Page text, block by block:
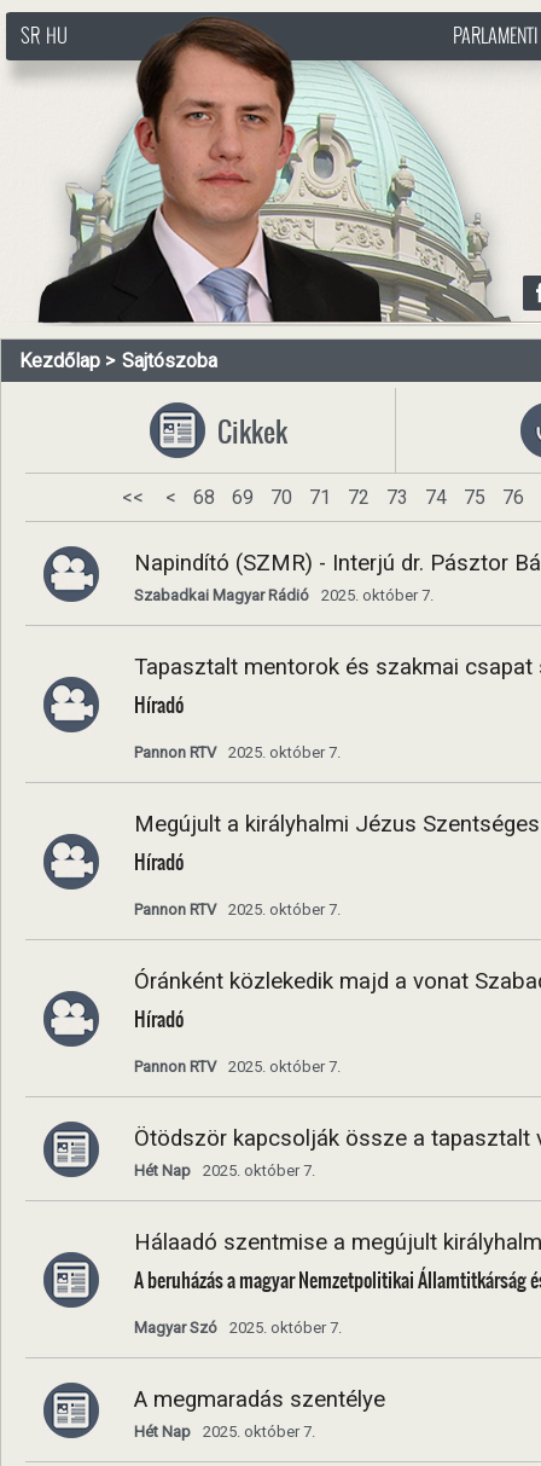
http://www.pasztorbalint.rs/hu
SR HU
Kezdőlap Sajtószoba
Cikkek
<< < 68 69 70 71 72 73 74 75 76
Napindító (SZMR) - Interjú dr. Pásztor
Szabadkai Magyar Rádió 2025. október 7.
Tapasztalt mentorok és szakmai
Híradó
Pannon RTV 2025. október 7.
Megújult a királyhalmi Jézus
Híradó
Pannon RTV 2025. október 7.
Óránként közlekedik majd a vonat
Híradó
Pannon RTV 2025. október 7.
Ötödször kapcsolják össze a tapasztalt
Hét Nap 2025. október 7.
Hálaadó szentmise a megújult
A beruházás a magyar Nemzetpolitikai Államtitkárság
Magyar Szó 2025. október 7.
A megmaradás szentélye
Hét Nap 2025. október 7.